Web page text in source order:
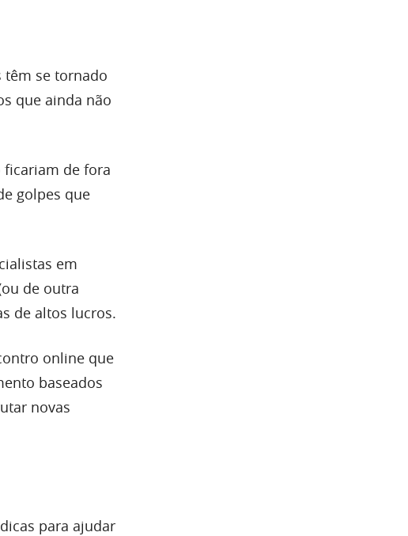
têm se tornado
que ainda não
de fora
golpes que
em
de outra
de altos lucros.
online que
baseados
novas
para ajudar